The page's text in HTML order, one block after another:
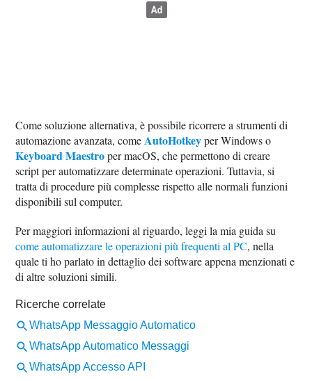
Come soluzione alternativa, è possibile ricorrere a strumenti di
automazione avanzata, comeAutoHotkeyper Windows o
Keyboard Maestroper macOS, che permettono di creare
script per automatizzare determinate operazioni. Tuttavia, si
tratta di procedure più complesse rispetto alle normali funzioni
disponibili sul computer.
Per maggiori informazioni al riguardo, leggi la mia guida su
come automatizzare le operazioni più frequenti al PC, nella
quale ti ho parlato in dettaglio dei software appena menzionati e
di altre soluzioni simili.